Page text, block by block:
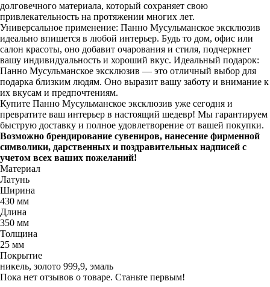
долговечного материала, который сохраняет свою
привлекательность на протяжении многих лет.
Универсальное применение: Панно Мусульманское эксклюзив
идеально впишется в любой интерьер. Будь то дом, офис или
салон красоты, оно добавит очарования и стиля, подчеркнет
вашу индивидуальность и хороший вкус. Идеальный подарок:
Панно Мусульманское эксклюзив — это отличный выбор для
подарка близким людям. Оно выразит вашу заботу и внимание к
их вкусам и предпочтениям.
Купите Панно Мусульманское эксклюзив уже сегодня и
превратите ваш интерьер в настоящий шедевр! Мы гарантируем
быструю доставку и полное удовлетворение от вашей покупки.
Возможно брендирование сувениров, нанесение фирменной
символики, дарственных и поздравительных надписей с
учетом всех ваших пожеланий!
Материал
Латунь
Ширина
430 мм
Длина
350 мм
Толщина
25 мм
Покрытие
никель, золото 999,9, эмаль
Пока нет отзывов о товаре. Станьте первым!